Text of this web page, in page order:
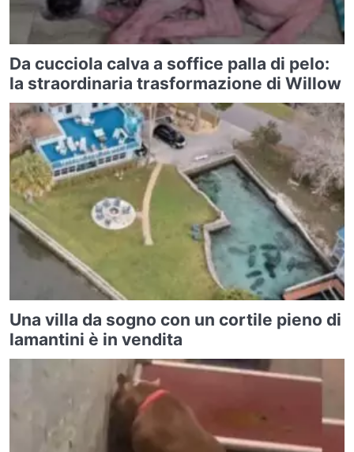
Da cucciola calva a soffice palla di pelo:
la straordinaria trasformazione di Willow
Una villa da sogno con un cortile pieno di
lamantini è in vendita